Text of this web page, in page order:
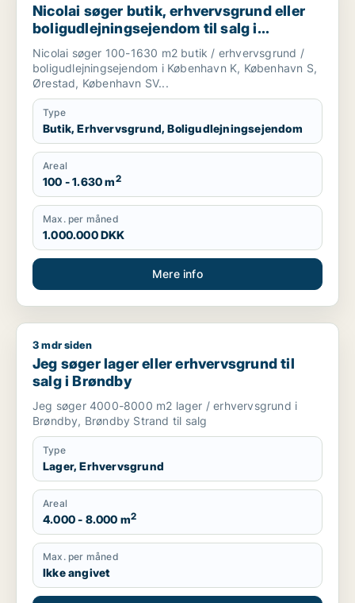
Nicolai søger butik, erhvervsgrund eller
boligudlejningsejendom til salg i
København K, København S eller Ørestad
m.fl.
Nicolai søger 100-1630 m2 butik / erhvervsgrund /
boligudlejningsejendom i København K, København S,
Ørestad, København SV...
Type
Butik, Erhvervsgrund, Boligudlejningsejendom
Areal
100 - 1.630 m2
Max. per måned
1.000.000 DKK
Mere info
Jeg søger lager eller erhvervsgrund til salg i Brøndby
3 mdr siden
Jeg søger lager eller erhvervsgrund til
salg i Brøndby
Jeg søger 4000-8000 m2 lager / erhvervsgrund i
Brøndby, Brøndby Strand til salg
Type
Lager, Erhvervsgrund
Areal
4.000 - 8.000 m2
Max. per måned
Ikke angivet